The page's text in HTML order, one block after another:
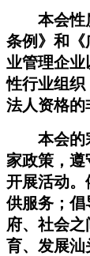
本会性
条例》和《
业管理企
性行业组织
法人资格的
本会的
家政策，
开展活动。
供服务；倡
府、社会
育、发展汕